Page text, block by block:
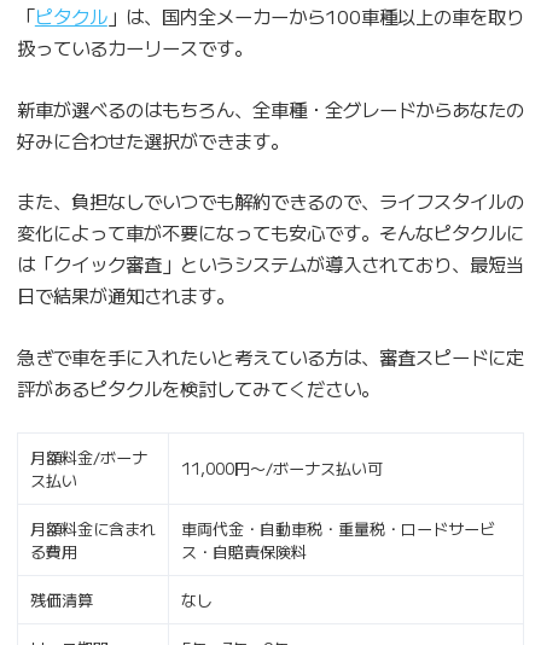
「ピタクル」は、国内全メーカーから100車種以上の車を取り
扱っているカーリースです。
新車が選べるのはもちろん、全車種・全グレードからあなたの
好みに合わせた選択ができます。
また、負担なしでいつでも解約できるので、ライフスタイルの
変化によって車が不要になっても安心です。そんなピタクルに
は「クイック審査」というシステムが導入されており、最短当
日で結果が通知されます。
急ぎで車を手に入れたいと考えている方は、審査スピードに定
評があるピタクルを検討してみてください。
月額料金/ボーナ
ス払い
11,000円〜/ボーナス払い可
月額料金に含まれ
る費用
車両代金・自動車税・重量税・ロードサービ
ス・自賠責保険料
残価清算 なし